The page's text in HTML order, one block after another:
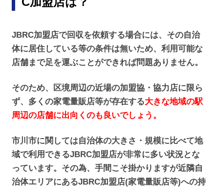
JBRC加盟店で回収を依頼する場合には、その自治
体に居住している等の条件は無いため、利用可能な
店舗まで足を運ぶことができれば問題ありません。
そのため、区境周辺の近場の加盟協・協力店に限ら
ず、多くの家電量販店等が存在する大きな地域の駅
周辺の店舗に出向くのも良いでしょう。
市川市に関しては自治体の大きさ・規模に比べて地
域で利用できるJBRC加盟店が非常に多い状況とな
っています。その為、手間こそ掛かりますが近隣自
治体エリアにあるJBRC加盟店(家電量販店等)への持